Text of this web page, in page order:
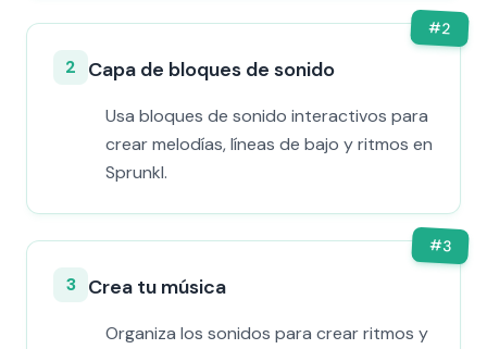
#2
2 Capa de bloques de sonido
Usa bloques de sonido interactivos para
crear melodías, líneas de bajo y ritmos en
Sprunkl.
#3
3 Crea tu música
Organiza los sonidos para crear ritmos y